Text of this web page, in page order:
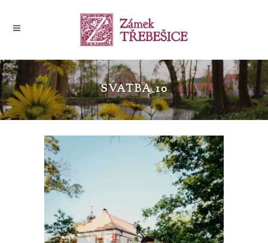
SVATBA_10